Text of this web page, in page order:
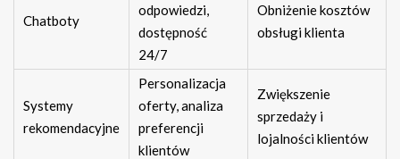
Chatboty
odpowiedzi,
dostępność
24/7
Obniżenie kosztów
obsługi klienta
Systemy
rekomendacyjne
Personalizacja
oferty, analiza
preferencji
klientów
Zwiększenie
sprzedaży i
lojalności klientów